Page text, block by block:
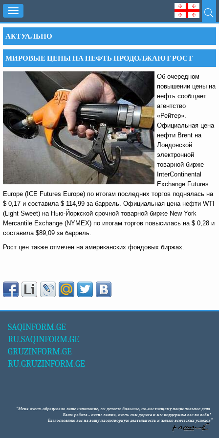
Toggle
navigation
АКТУАЛЬНО
МИРОВЫЕ ЦЕНЫ НА НЕФТЬ ПРОДОЛЖАЮТ РОСТ
Об очередном
повышении цены на
нефть сообщает
агентство
«Рейтер».
Официальная цена
нефти Brent на
Лондонской
электронной
товарной бирже
InterContinental
Exchange Futures
Europe (IСE Futures Europe) по итогам последних торгов поднялась на
$ 0,17 и составила $ 114,99 за баррель. Официальная цена нефти WTI
(Light Sweet) на Нью-Йоркской срочной товарной бирже New York
Mercantile Exchange (NYMEX) по итогам торгов повысилась на $ 0,28 и
составила $89,09 за баррель.
Рост цен также отмечен на американских фондовых биржах.
SAQINFORM.GE
RU.SAQINFORM.GE
GRUZINFORM.GE
RU.GRUZINFORM.GE